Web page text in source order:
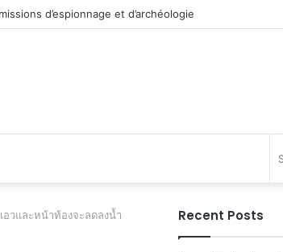
วและหน้าท้องจะลดลงน้ำ
Recent Posts